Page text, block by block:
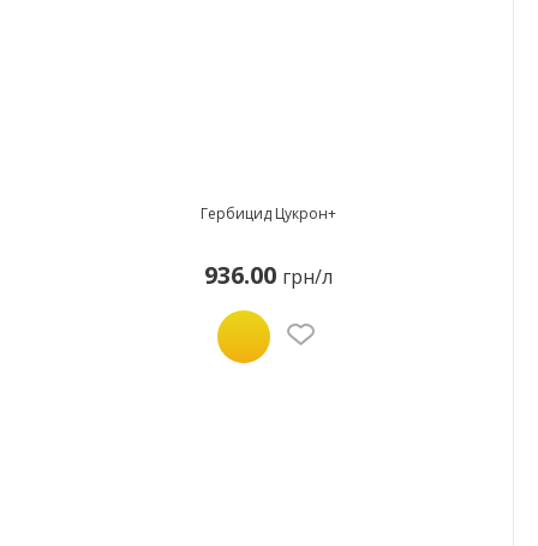
Гербицид Цукрон+
936.00 грн/л